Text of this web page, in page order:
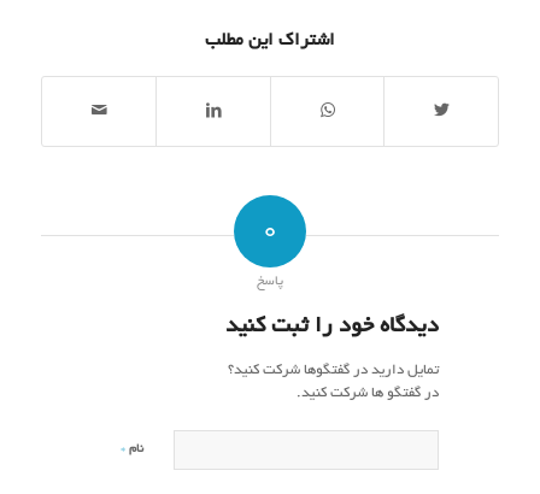
اشتراک این مطلب
0
پاسخ
دیدگاه خود را ثبت کنید
تمایل دارید در گفتگوها شرکت کنید؟
در گفتگو ها شرکت کنید.
نام *